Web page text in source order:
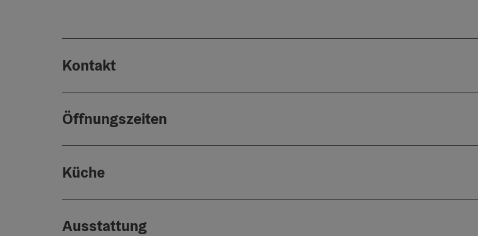
Kontakt
Öffnungszeiten
Küche
Ausstattung